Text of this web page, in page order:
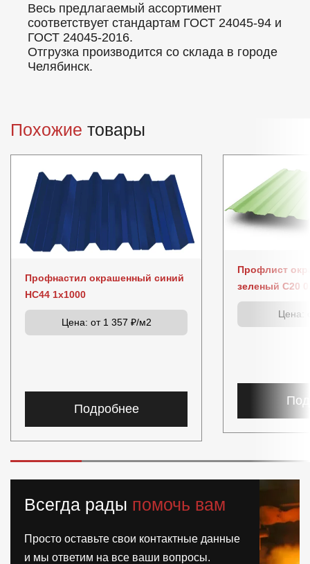
Весь предлагаемый ассортимент
соответствует стандартам ГОСТ 24045-94 и
ГОСТ 24045-2016.
Отгрузка производится со склада в городе
Челябинск.
Похожие товары
Профнастил окрашенный синий
НС44 1x1000
Цена: от 1 357 ₽/м2
Подробнее
Профлист
зеленый C20
Цена:
Всегда рады помочь вам
Просто оставьте свои контактные данные
и мы ответим на все ваши вопросы.